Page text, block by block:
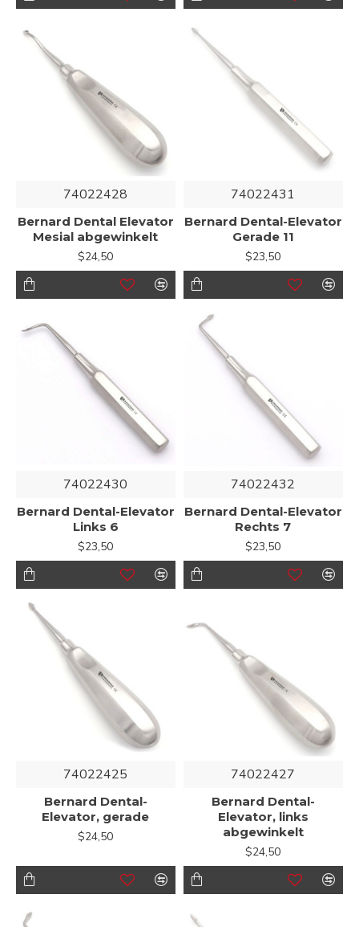
74022428
Bernard Dental Elevator
Mesial abgewinkelt
$24,50
74022431
Bernard Dental-Elevator
Gerade 11
$23,50
74022430
Bernard Dental-Elevator
Links 6
$23,50
74022432
Bernard Dental-Elevator
Rechts 7
$23,50
74022425
Bernard Dental-
Elevator, gerade
$24,50
74022427
Bernard Dental-
Elevator, links
abgewinkelt
$24,50